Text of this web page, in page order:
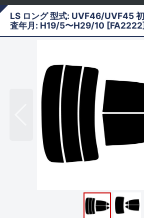
LS ロング 型式: UVF46/UVF45
査年月: H19/5〜H29/10 [FA2222